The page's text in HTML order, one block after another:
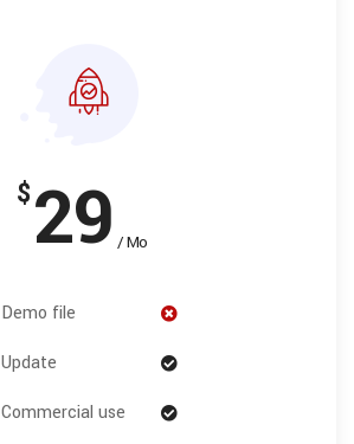
$29/ Mo
Demo file
Update
Commercial use